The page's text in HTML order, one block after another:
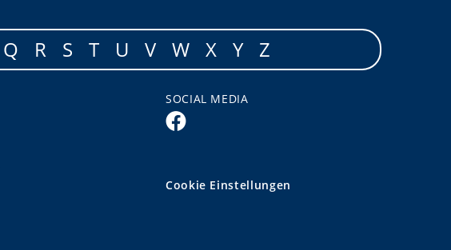
Q R S T U V W X Y Z
SOCIAL MEDIA
Cookie Einstellungen